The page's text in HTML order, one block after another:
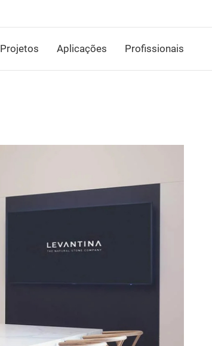
Projetos Aplicações Profissionais